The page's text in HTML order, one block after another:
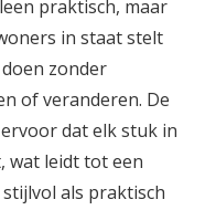
praktisch, maar
in staat stelt
zonder
of veranderen. De
dat elk stuk in
wat leidt tot een
als praktisch